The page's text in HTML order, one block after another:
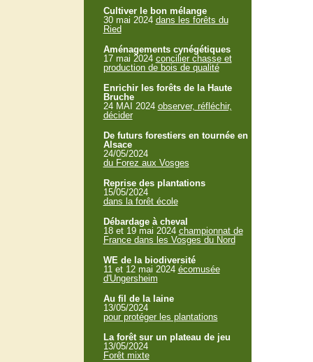
Cultiver le bon mélange
30 mai 2024 dans les forêts du
Ried
Aménagements cynégétiques
17 mai 2024 concilier chasse et
production de bois de qualité
Enrichir les forêts de la Haute
Bruche
24 MAI 2024 observer, réfléchir,
décider
De futurs forestiers en tournée en
Alsace
24/05/2024
du Forez aux Vosges
Reprise des plantations
15/05/2024
dans la forêt école
Débardage à cheval
18 et 19 mai 2024 championnat de
France dans les Vosges du Nord
WE de la biodiversité
11 et 12 mai 2024 écomusée
d'Ungersheim
Au fil de la laine
13/05/2024
pour protéger les plantations
La forêt sur un plateau de jeu
13/05/2024
Forêt mixte